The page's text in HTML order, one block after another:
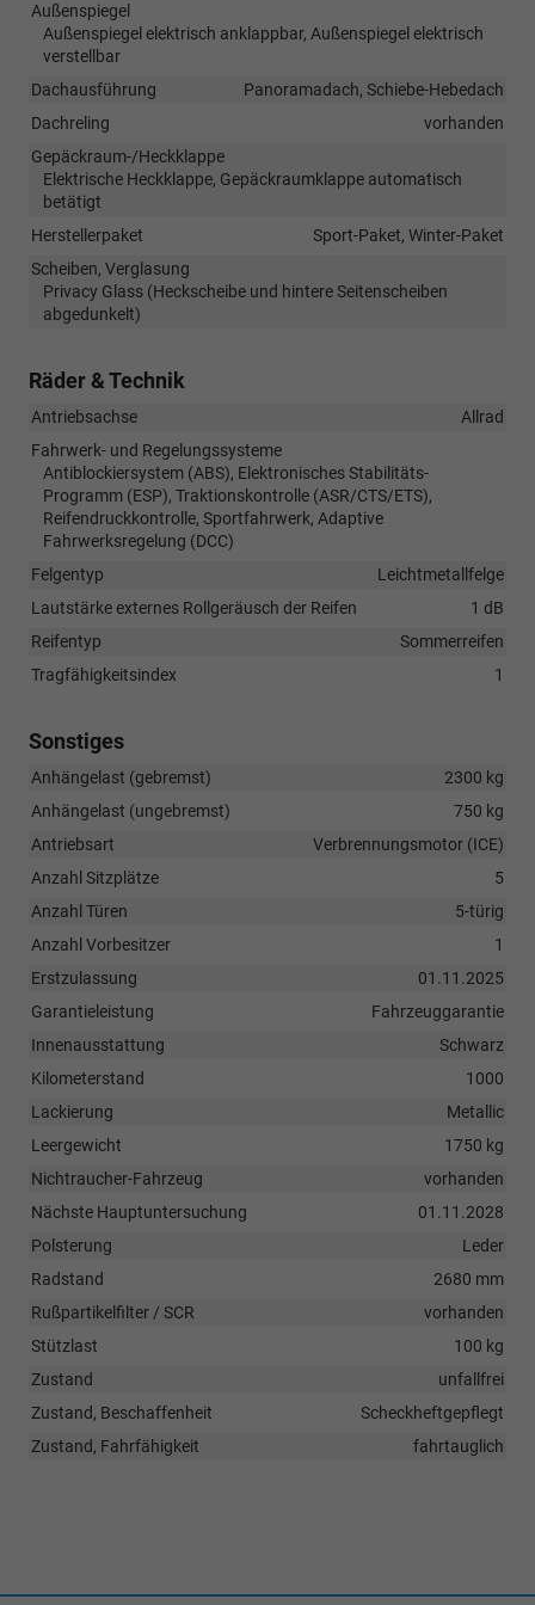
Außenspiegel
Außenspiegel elektrisch anklappbar, Außenspiegel elektrisch
verstellbar
Dachausführung
Panoramadach, Schiebe-Hebedach
Dachreling
vorhanden
Gepäckraum-/Heckklappe
Elektrische Heckklappe, Gepäckraumklappe automatisch
betätigt
Herstellerpaket
Sport-Paket, Winter-Paket
Scheiben, Verglasung
Privacy Glass (Heckscheibe und hintere Seitenscheiben
abgedunkelt)
Räder & Technik
Antriebsachse
Allrad
Fahrwerk- und Regelungssysteme
Antiblockiersystem (ABS), Elektronisches Stabilitäts-
Programm (ESP), Traktionskontrolle (ASR/CTS/ETS),
Reifendruckkontrolle, Sportfahrwerk, Adaptive
Fahrwerksregelung (DCC)
Felgentyp
Leichtmetallfelge
Lautstärke externes Rollgeräusch der Reifen
1 dB
Reifentyp
Sommerreifen
Tragfähigkeitsindex
1
Sonstiges
Anhängelast (gebremst)
2300 kg
Anhängelast (ungebremst)
750 kg
Antriebsart
Verbrennungsmotor (ICE)
Anzahl Sitzplätze
5
Anzahl Türen
5-türig
Anzahl Vorbesitzer
1
Erstzulassung
01.11.2025
Garantieleistung
Fahrzeuggarantie
Innenausstattung
Schwarz
Kilometerstand
1000
Lackierung
Metallic
Leergewicht
1750 kg
Nichtraucher-Fahrzeug
vorhanden
Nächste Hauptuntersuchung
01.11.2028
Polsterung
Leder
Radstand
2680 mm
Rußpartikelfilter / SCR
vorhanden
Stützlast
100 kg
Zustand
unfallfrei
Zustand, Beschaffenheit
Scheckheftgepflegt
Zustand, Fahrfähigkeit
fahrtauglich